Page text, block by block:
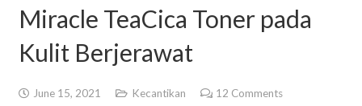
Miracle TeaCica Toner pada
Kulit Berjerawat
June 15, 2021 Kecantikan 12 Comments